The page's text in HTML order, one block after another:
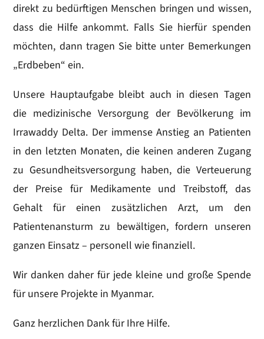
direkt zu bedürftigen Menschen bringen und wissen,
dass die Hilfe ankommt. Falls Sie hierfür spenden
möchten, dann tragen Sie bitte unter Bemerkungen
„Erdbeben“ ein.
Unsere Hauptaufgabe bleibt auch in diesen Tagen
die medizinische Versorgung der Bevölkerung im
Irrawaddy Delta. Der immense Anstieg an Patienten
in den letzten Monaten, die keinen anderen Zugang
zu Gesundheitsversorgung haben, die Verteuerung
der Preise für Medikamente und Treibstoff, das
Gehalt für einen zusätzlichen Arzt, um den
Patientenansturm zu bewältigen, fordern unseren
ganzen Einsatz – personell wie finanziell.
Wir danken daher für jede kleine und große Spende
für unsere Projekte in Myanmar.
Ganz herzlichen Dank für Ihre Hilfe.